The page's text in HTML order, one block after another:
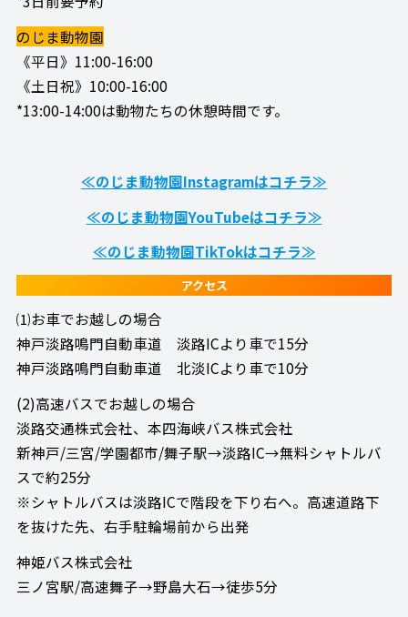
のじま動物園
《平日》11:00-16:00
《土日祝》10:00-16:00
*13:00-14:00は動物たちの休憩時間です。
≪のじま動物園Instagramはコチラ≫
≪のじま動物園YouTubeはコチラ≫
≪のじま動物園TikTokはコチラ≫
アクセス
⑴お車でお越しの場合
神戸淡路鳴門自動車道 淡路ICより車で15分
神戸淡路鳴門自動車道 北淡ICより車で10分
(2)高速バスでお越しの場合
淡路交通株式会社、本四海峡バス株式会社
新神戸/三宮/学園都市/舞子駅→淡路IC→無料シャトルバ
スで約25分
※シャトルバスは淡路ICで階段を下り右へ。高速道路下
を抜けた先、右手駐輪場前から出発
神姫バス株式会社
三ノ宮駅/高速舞子→野島大石→徒歩5分